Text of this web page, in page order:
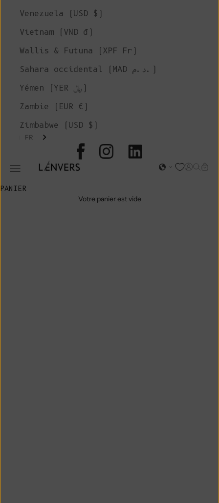
L'ENVERS
Ouvrir le menu de navigation Page
Venezuela (USD $)
Vietnam (VND ₫)
Wallis & Futuna (XPF Fr)
Sahara occidental (MAD د.م.)
Yémen (YER ﷼)
Zambie (EUR €)
Zimbabwe (USD $)
FR
PANIER
Votre panier est vide